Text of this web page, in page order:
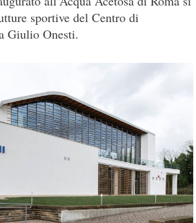
sportive del Centro di
Giulio Onesti.